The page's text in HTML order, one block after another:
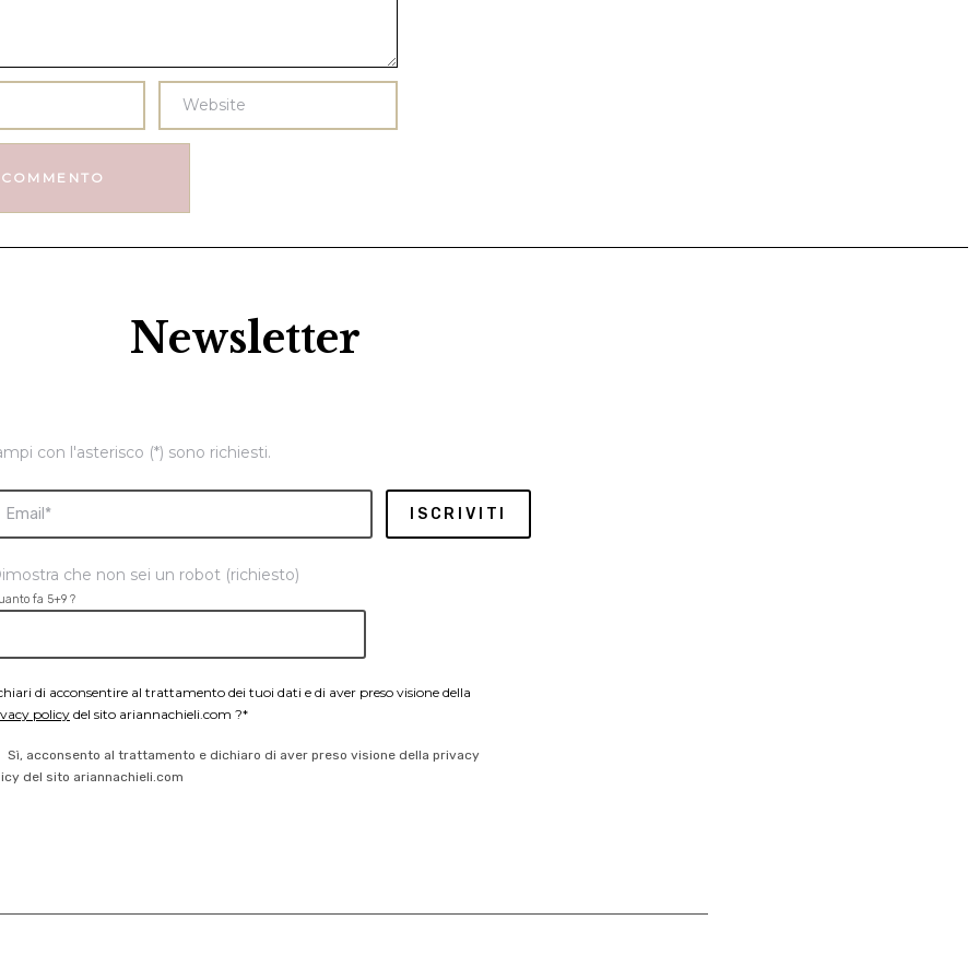
Newsletter
con l'asterisco (*) sono richiesti.
che non sei un robot (richiesto)
fa 5+9 ?
di acconsentire al trattamento dei tuoi dati e di aver preso visione della
policy del sito ariannachieli.com ?*
Sì, acconsento al trattamento e dichiaro di aver preso visione della privacy
del sito ariannachieli.com